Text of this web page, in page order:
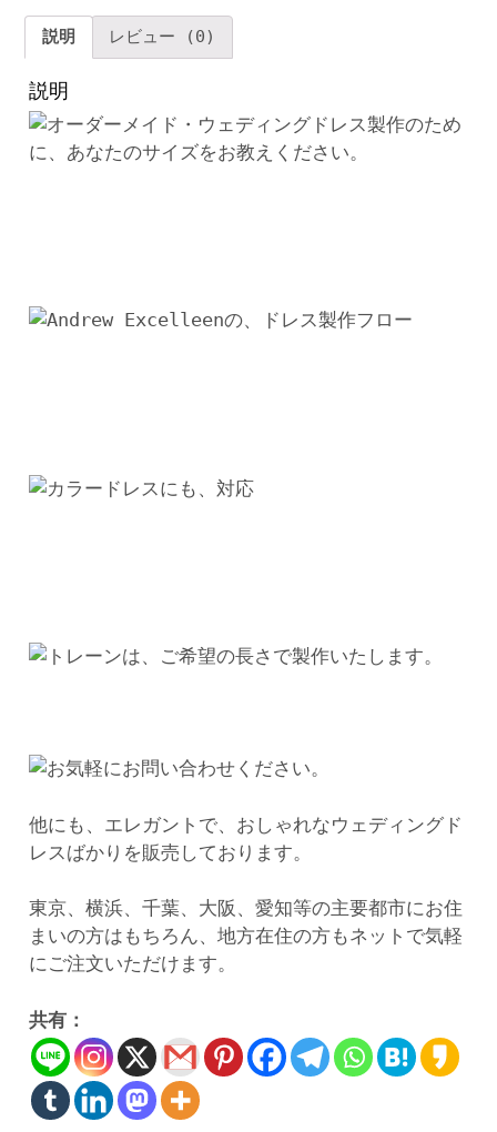
ン
デ
ィ
グ
説明 レビュー (0)
説明
他にも、エレガントで、おしゃれなウェディングド
レスばかりを販売しております。
東京、横浜、千葉、大阪、愛知等の主要都市にお住
まいの方はもちろん、地方在住の方もネットで気軽
にご注文いただけます。
共有：